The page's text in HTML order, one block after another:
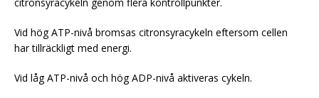
Vid hög ATP-nivå bromsas citronsyracykeln eftersom cellen
har tillräckligt med energi.
Vid låg ATP-nivå och hög ADP-nivå aktiveras cykeln.